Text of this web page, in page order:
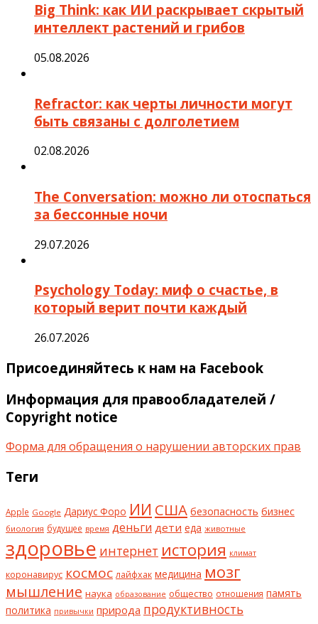
Big Think: как ИИ раскрывает скрытый
интеллект растений и грибов
05.08.2026
Refractor: как черты личности могут
быть связаны с долголетием
02.08.2026
The Conversation: можно ли отоспаться
за бессонные ночи
29.07.2026
Psychology Today: миф о счастье, в
который верит почти каждый
26.07.2026
Присоединяйтесь к нам на Facebook
Информация для правообладателей /
Copyright notice
Форма для обращения о нарушении авторских прав
Теги
Apple Google Дариус Форо ИИ США безопасность бизнес
биология будущее время деньги дети еда животные
здоровье интернет история климат
коронавирус космос лайфхак медицина мозг
мышление наука образование общество отношения память
политика привычки природа продуктивность